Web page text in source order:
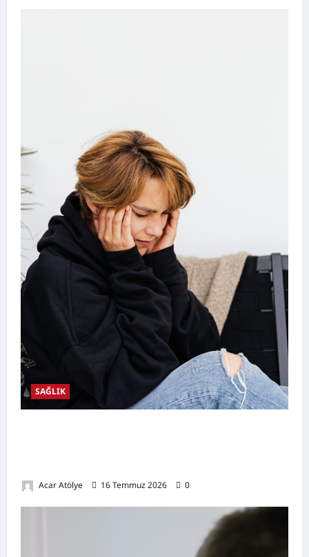
SAĞLIK
Acar Atölye 16 Temmuz 2026 0